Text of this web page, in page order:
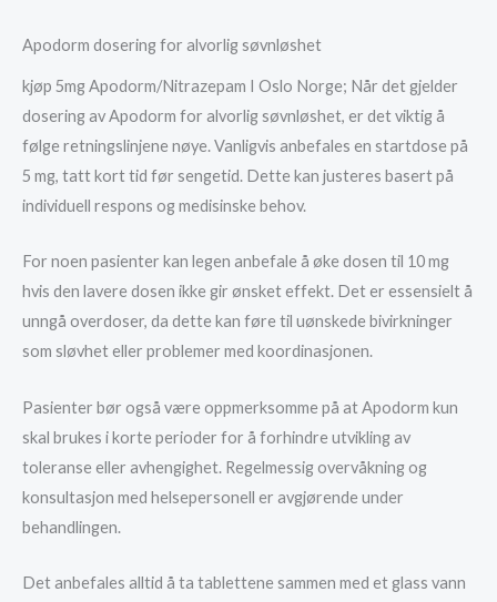
Apodorm dosering for alvorlig søvnløshet
kjøp 5mg Apodorm/Nitrazepam I Oslo Norge; Når det gjelder
dosering av Apodorm for alvorlig søvnløshet, er det viktig å
følge retningslinjene nøye. Vanligvis anbefales en startdose på
5 mg, tatt kort tid før sengetid. Dette kan justeres basert på
individuell respons og medisinske behov.
For noen pasienter kan legen anbefale å øke dosen til 10 mg
hvis den lavere dosen ikke gir ønsket effekt. Det er essensielt å
unngå overdoser, da dette kan føre til uønskede bivirkninger
som sløvhet eller problemer med koordinasjonen.
Pasienter bør også være oppmerksomme på at Apodorm kun
skal brukes i korte perioder for å forhindre utvikling av
toleranse eller avhengighet. Regelmessig overvåkning og
konsultasjon med helsepersonell er avgjørende under
behandlingen.
Det anbefales alltid å ta tablettene sammen med et glass vann